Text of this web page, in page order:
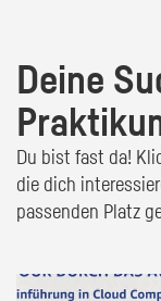
Deine
Du bist fast da!
die dich
passenden Platz